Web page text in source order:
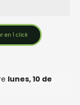
en 1 click
lunes, 10 de